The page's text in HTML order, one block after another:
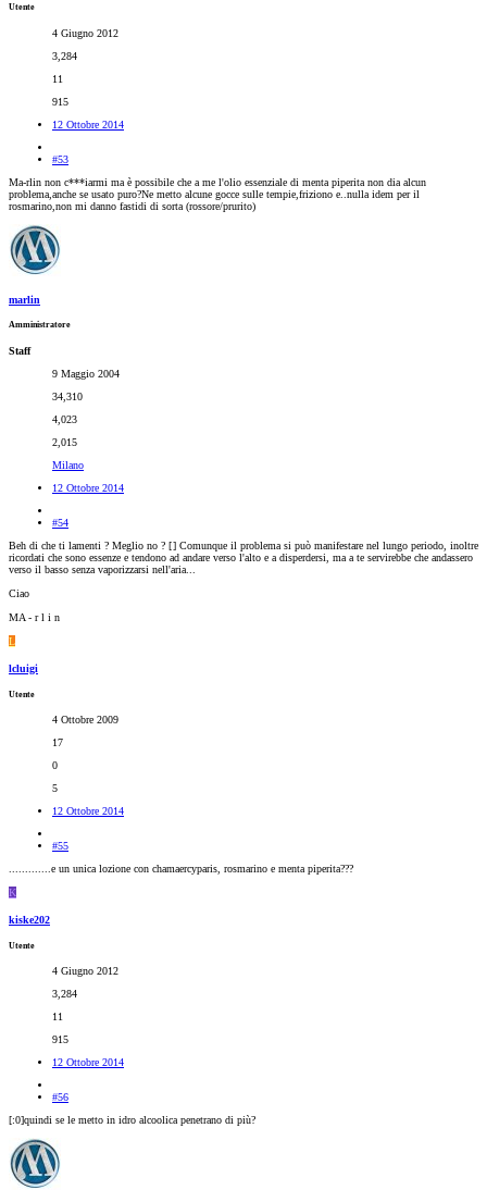
Utente
4 Giugno 2012
3,284
11
915
12 Ottobre 2014
#53
Ma-rlin non c***iarmi ma è possibile che a me l'olio essenziale di menta piperita non dia alcun
problema,anche se usato puro?Ne metto alcune gocce sulle tempie,friziono e..nulla idem per il
rosmarino,non mi danno fastidi di sorta (rossore/prurito)
marlin
Amministratore
Staff
9 Maggio 2004
34,310
4,023
2,015
Milano
12 Ottobre 2014
#54
Beh di che ti lamenti ? Meglio no ? [] Comunque il problema si può manifestare nel lungo periodo, inoltre
ricordati che sono essenze e tendono ad andare verso l'alto e a disperdersi, ma a te servirebbe che andassero
verso il basso senza vaporizzarsi nell'aria...
Ciao
MA - r l i n
L
lcluigi
Utente
4 Ottobre 2009
17
0
5
12 Ottobre 2014
#55
.............e un unica lozione con chamaercyparis, rosmarino e menta piperita???
K
kiske202
Utente
4 Giugno 2012
3,284
11
915
12 Ottobre 2014
#56
[:0]quindi se le metto in idro alcoolica penetrano di più?